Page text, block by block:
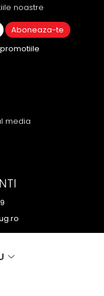
noastre
media